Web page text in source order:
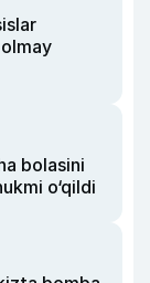
bolasini
o‘qildi